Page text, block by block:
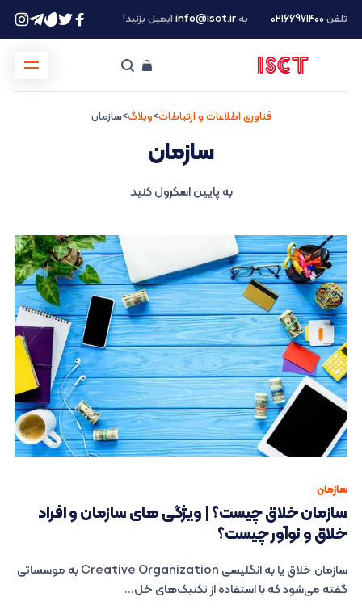
تلفن ۰۲۱66971400 بهinfo@isct.irایمیل بزنید!
فناوری اطلاعات و ارتباطات>وبلاگ>سازمان
سازمان
به پایین اسکرول کنید
سازمان
سازمان خلاق چیست؟ | ویژگی های سازمان و افراد
خلاق و نوآور چیست؟
سازمان خلاق یا به انگلیسی Creative Organization به موسساتی
گفته می‌شود که با استفاده از تکنیک‌های خل...